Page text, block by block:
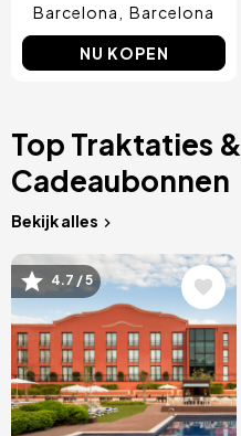
Barcelona
Barcelona
NU KOPEN
Top Traktaties &
Cadeaubonnen
Bekijk alles
Afbeelding
4.7 / 5